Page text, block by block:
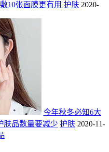
10张面膜更有用 护肤 2020-
今年秋冬必知6大
肤品数量要减少 护肤 2020-11-